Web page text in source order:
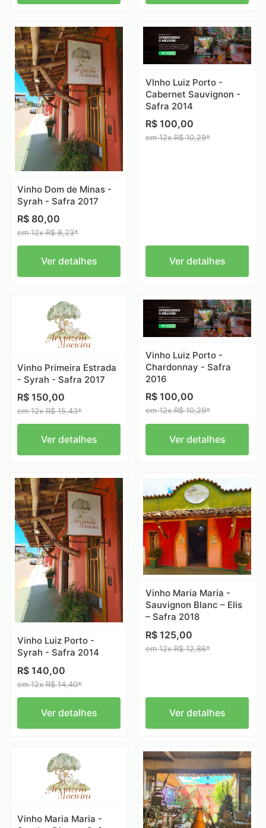
Vinho Dom de Minas -
Syrah - Safra 2017
R$ 80,00
em 12x R$ 8,23*
Ver detalhes
VInho Luiz Porto -
Cabernet Sauvignon -
Safra 2014
R$ 100,00
em 12x R$ 10,29*
Ver detalhes
Vinho Primeira Estrada
- Syrah - Safra 2017
R$ 150,00
em 12x R$ 15,43*
Ver detalhes
Vinho Luiz Porto -
Chardonnay - Safra
2016
R$ 100,00
em 12x R$ 10,29*
Ver detalhes
Vinho Luiz Porto -
Syrah - Safra 2014
R$ 140,00
em 12x R$ 14,40*
Ver detalhes
Vinho Maria Maria -
Sauvignon Blanc – Elis
– Safra 2018
R$ 125,00
em 12x R$ 12,86*
Ver detalhes
Vinho Maria Maria -